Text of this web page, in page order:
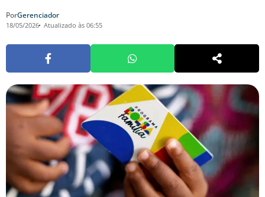
PorGerenciador
18/05/2026 Atualizado às 06:55